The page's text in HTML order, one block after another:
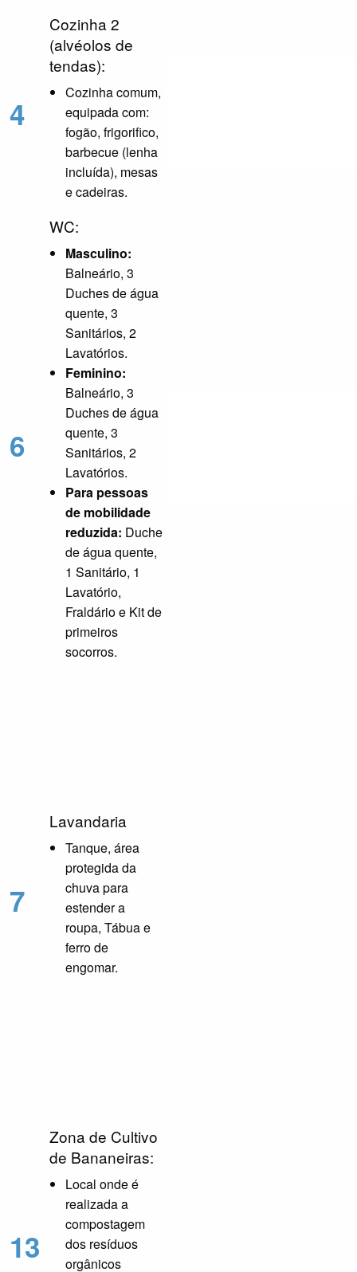
4
Cozinha 2
(alvéolos de
tendas):
Cozinha comum,
equipada com:
fogão, frigorifico,
barbecue (lenha
incluída), mesas
e cadeiras.
6
WC:
Masculino:
Balneário, 3
Duches de água
quente, 3
Sanitários, 2
Lavatórios.
Feminino:
Balneário, 3
Duches de água
quente, 3
Sanitários, 2
Lavatórios.
Para pessoas
de mobilidade
reduzida: Duche
de água quente,
1 Sanitário, 1
Lavatório,
Fraldário e Kit de
primeiros
socorros.
7
Lavandaria
Tanque, área
protegida da
chuva para
estender a
roupa, Tábua e
ferro de
engomar.
13
Zona de Cultivo
de Bananeiras:
Local onde é
realizada a
compostagem
dos resíduos
orgânicos